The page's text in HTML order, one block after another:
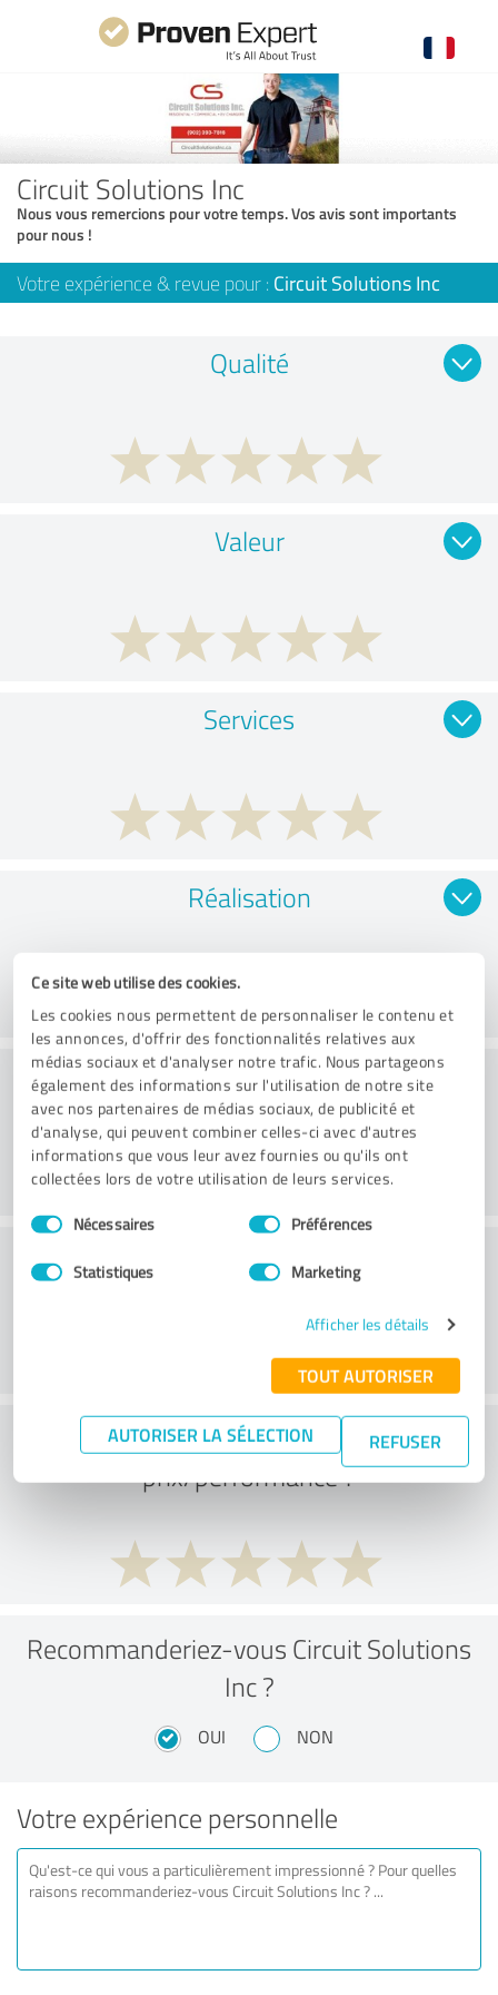
Ce site web utilise des cookies.
Les cookies nous permettent de personnaliser le contenu et
les annonces, d'offrir des fonctionnalités relatives aux
médias sociaux et d'analyser notre trafic. Nous partageons
également des informations sur l'utilisation de notre site
avec nos partenaires de médias sociaux, de publicité et
d'analyse, qui peuvent combiner celles-ci avec d'autres
informations que vous leur avez fournies ou qu'ils ont
collectées lors de votre utilisation de leurs services.
Sélection
du
Nécessaires Préférences
Statistiques Marketing
Afficher les détails
TOUT AUTORISER
AUTORISER LA SÉLECTION REFUSER
Circuit Solutions Inc
Nous vous remercions pour votre temps. Vos avis sont importants
pour nous !
Votre expérience & revue pour : Circuit Solutions Inc
Qualité
Valeur
Services
Réalisation
Conseil
Service à la clientèle
Que pensez-vous du rapport
prix/performance ?
Recommanderiez-vous Circuit Solutions
Inc ?
OUI NON
Votre expérience personnelle